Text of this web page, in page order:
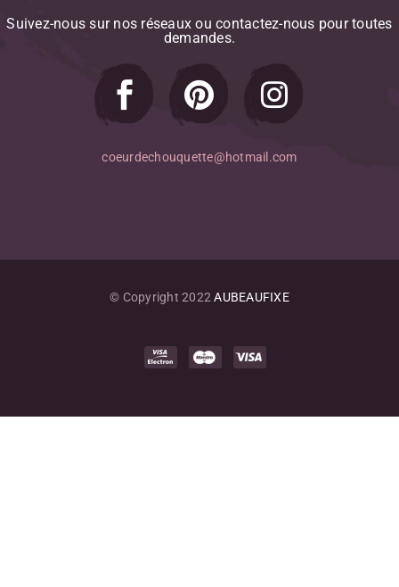
Suivez-nous sur nos réseaux ou contactez-nous pour toutes
demandes.
coeurdechouquette@hotmail.com
© Copyright 2022 AUBEAUFIXE